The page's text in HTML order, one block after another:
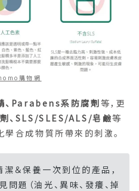
購物網
、Parabens系防腐劑等，更
、SLS/SLES/ALS/皂鹼等
合成物質所帶來的刺激。
＆保養一次到位的產品，
題（油光、異味、發癢、掉